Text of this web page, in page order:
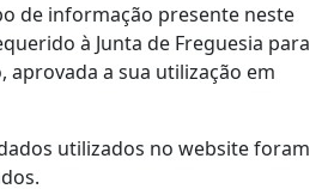
de informação presente neste
à Junta de Freguesia para
aprovada a sua utilização em
utilizados no website foram